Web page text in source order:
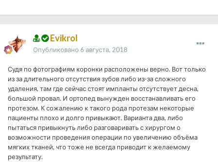
Evikrol
Опубликовано 6 августа, 2018
Судя по фотографиям коронки расположены верно. Вот только
из за длительного отсутствия зубов либо из-за сложного
удаления, там где сейчас стоят импланты отсутствует десна,
большой провал. И ортопед вынужден восстанавливать его
протезом. К сожалению к такого рода протезам некоторые
пациенты плохо и долго привыкают. Варианта два, либо
пытаться привыкнуть либо разговаривать с хирургом о
возможности проведения операции по увеличению объёма
мягких тканей, что тоже не всегда приводит к желаемому
результату.